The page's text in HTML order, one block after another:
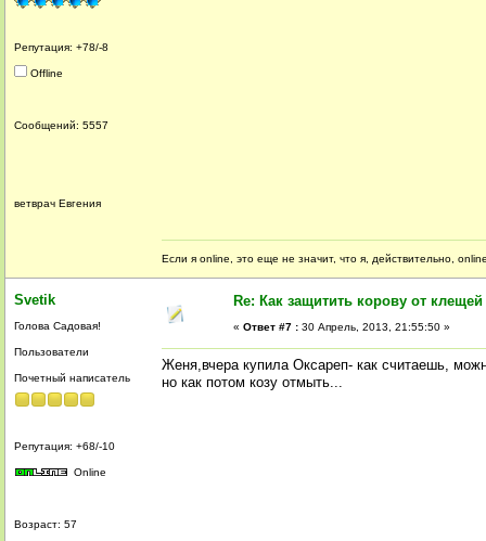
Репутация: +78/-8
Offline
Сообщений: 5557
ветврач Евгения
Если я online, это еще не значит, что я, действительно,
Svetik
Голова Садовая!
Пользователи
Почетный написатель
Репутация: +68/-10
Online
Возраст: 57
Re: Как защитить корову от клещей
« Ответ #7 : 30 Апрель, 2013, 21:55:50 »
Женя,вчера купила Оксареп- как считаешь,
но как потом козу отмыть...